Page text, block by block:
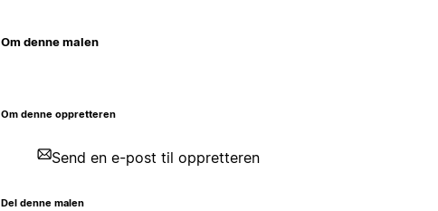
Om denne malen
Om denne oppretteren
Send en e-post til oppretteren
Del denne malen